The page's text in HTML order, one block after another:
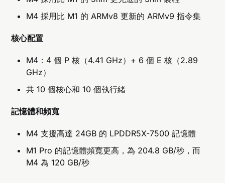
M4 採用比 M1 的 ARMv8 更新的 ARMv9 指令集
核心配置
M4：4 個 P 核（4.41 GHz）+ 6 個 E 核（2.89
GHz）
共 10 個核心和 10 個執行緒
記憶體和頻寬
M4 支援高達 24GB 的 LPDDR5X-7500 記憶體
M1 Pro 的記憶體頻寬更高，為 204.8 GB/秒，而
M4 為 120 GB/秒